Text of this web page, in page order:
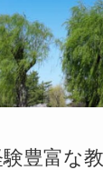
豊富な